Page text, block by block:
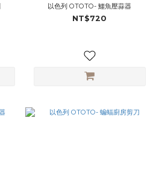
以色列 OTOTO- 鱷魚壓蒜器
NT$720